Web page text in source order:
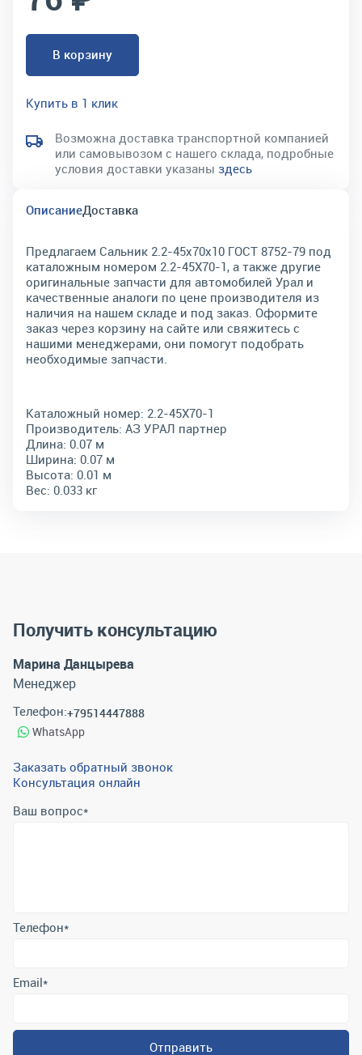
В корзину
Купить в 1 клик
Возможна доставка транспортной компанией
или самовывозом с нашего склада, подробные
условия доставки указаны здесь
ОписаниеДоставка
Предлагаем Сальник 2.2-45х70х10 ГОСТ 8752-79 под
каталожным номером 2.2-45Х70-1, а также другие
оригинальные запчасти для автомобилей Урал и
качественные аналоги по цене производителя из
наличия на нашем складе и под заказ. Оформите
заказ через корзину на сайте или свяжитесь с
нашими менеджерами, они помогут подобрать
необходимые запчасти.
Каталожный номер: 2.2-45Х70-1
Производитель: АЗ УРАЛ партнер
Длина: 0.07 м
Ширина: 0.07 м
Высота: 0.01 м
Вес: 0.033 кг
Получить консультацию
Марина Данцырева
Менеджер
Телефон:+79514447888
WhatsApp
Заказать обратный звонок
Консультация онлайн
Ваш вопрос*
Отправляя форму вы подтверждаете согласие с